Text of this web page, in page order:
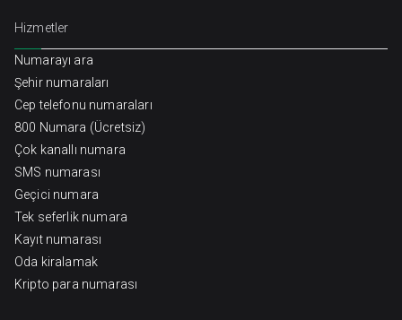
Hizmetler
Numarayı ara
Şehir numaraları
Cep telefonu numaraları
800 Numara (Ücretsiz)
Çok kanallı numara
SMS numarası
Geçici numara
Tek seferlik numara
Kayıt numarası
Oda kiralamak
Kripto para numarası